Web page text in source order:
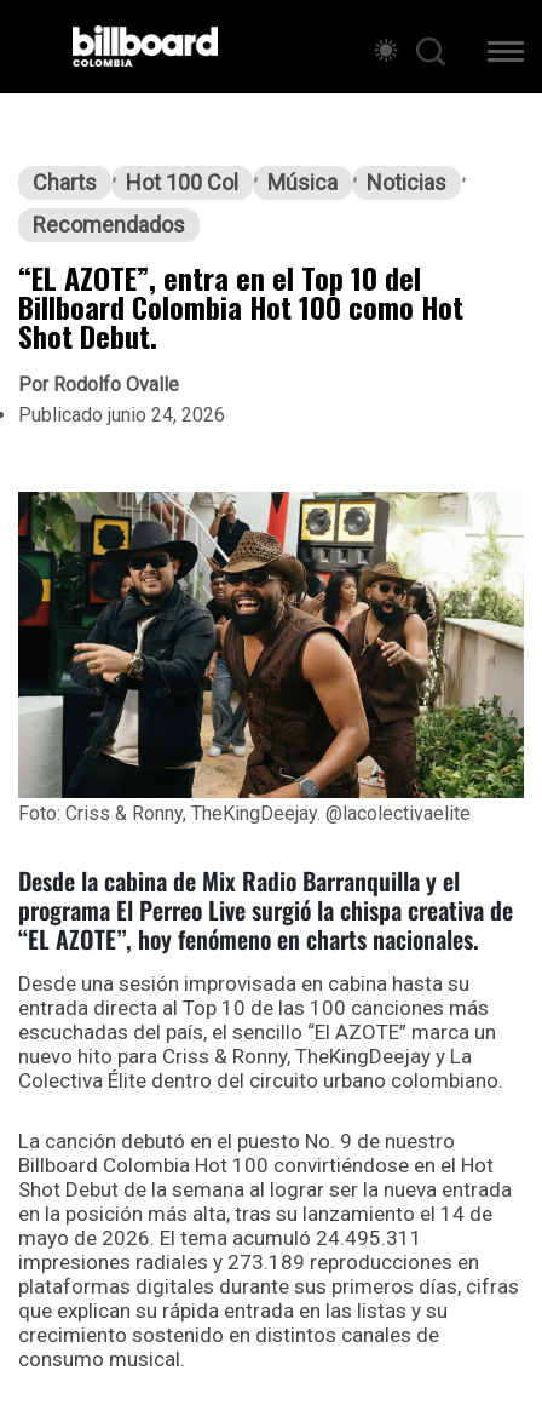
Charts Hot 100 Col Música
Noticias
Recomendados
“EL AZOTE”, entra en el Top 10 del
Billboard Colombia Hot 100 como Hot
Shot Debut.
PorRodolfo Ovalle
Publicado junio 24, 2026
Foto: Criss & Ronny, TheKingDeejay. @lacolectivaelite
Desde la cabina de Mix Radio Barranquilla y el
programa El Perreo Live surgió la chispa creativa de
“EL AZOTE”, hoy fenómeno en charts nacionales.
Desde una sesión improvisada en cabina hasta su
entrada directa al Top 10 de las 100 canciones más
escuchadas del país, el sencillo “El AZOTE” marca un
nuevo hito para Criss & Ronny, TheKingDeejay y La
Colectiva Élite dentro del circuito urbano colombiano.
La canción debutó en el puesto No. 9 de nuestro
Billboard Colombia Hot 100 convirtiéndose en el Hot
Shot Debut de la semana al lograr ser la nueva entrada
en la posición más alta, tras su lanzamiento el 14 de
mayo de 2026. El tema acumuló 24.495.311
impresiones radiales y 273.189 reproducciones en
plataformas digitales durante sus primeros días, cifras
que explican su rápida entrada en las listas y su
crecimiento sostenido en distintos canales de
consumo musical.